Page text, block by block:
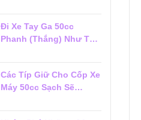
Đi Xe Tay Ga 50cc
Phanh (Thắng) Như Thế
Các Típ Giữ Cho Cốp Xe
Máy 50cc Sạch Sẽ